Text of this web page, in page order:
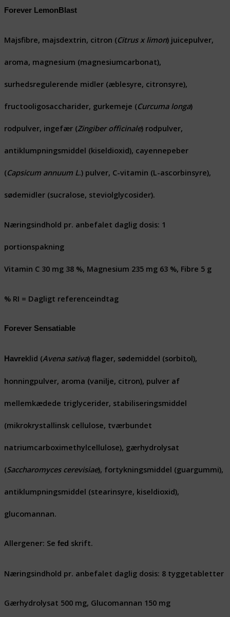
Forever LemonBlast
Majsfibre, majsdextrin, citron (Citrus x limon) juicepulver,
aroma, magnesium (magnesiumcarbonat),
surhedsregulerende midler (æblesyre, citronsyre),
fructooligosaccharider, gurkemeje (Curcuma longa)
rodpulver, ingefær (Zingiber officinale) rodpulver,
antiklumpningsmiddel (kiseldioxid), cayennepeber
(Capsicum annuum L.) pulver, C-vitamin (L-ascorbinsyre),
sødemidler (sucralose, steviolglycosider).
Næringsindhold pr. anbefalet daglig dosis: 1
portionspakning
Vitamin C 30 mg 38 %, Magnesium 235 mg 63 %, Fibre 5 g
% RI = Dagligt referenceindtag
Forever Sensatiable
Havreklid (Avena sativa) flager, sødemiddel (sorbitol),
honningpulver, aroma (vanilje, citron), pulver af
mellemkædede triglycerider, stabiliseringsmiddel
(mikrokrystallinsk cellulose, tværbundet
natriumcarboximethylcellulose), gærhydrolysat
(Saccharomyces cerevisiae), fortykningsmiddel (guargummi),
antiklumpningsmiddel (stearinsyre, kiseldioxid),
glucomannan.
Allergener: Se fed skrift.
Næringsindhold pr. anbefalet daglig dosis: 8 tyggetabletter
Gærhydrolysat 500 mg, Glucomannan 150 mg